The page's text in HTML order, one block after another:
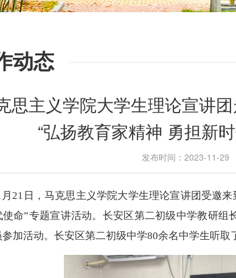
动态
思主义学院大学生理论宣讲
“弘扬教育家精神 勇担新
发布时间：2023-11-29
月21 日，马克思主义学院大学生理论宣讲团受邀来
使命”专题宣讲活动。 长安区第二初级中学教研组
加活动。 长安区第二初级中学80余名中学生听取